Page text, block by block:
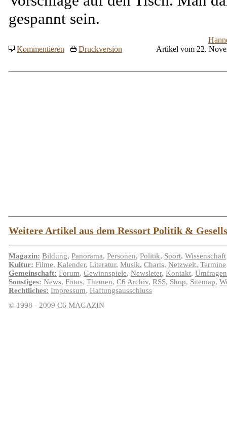
gespannt sein.
Kommentieren
Druckversion Artikel vom 22.
Weitere Artikel aus dem Ressort Politik &
Magazin: Bildung, Panorama, Personen, Politik, Sport, Wissenschaft
Kultur: Filme, Kalender, Literatur, Musik, Charts, Netzwelt, Termine
Gemeinschaft: Forum, Gewinnspiele, Newsleter, Kontakt, Umfragen
Sonstiges: News, Fotos, Themen, C6 Archiv, RSS, Shop, Sitemap,
Rechtliches: Impressum, Haftungsausschluss
© 1998 - 2009 C6 MAGAZIN